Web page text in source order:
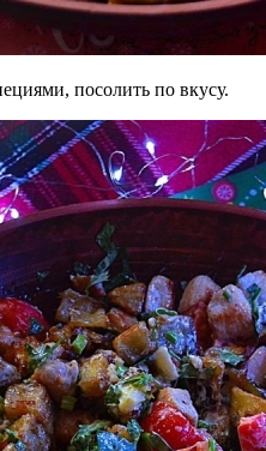
посолить по вкусу.